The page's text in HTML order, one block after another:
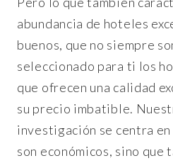
abundancia de hoteles
buenos, que no siempre
seleccionado para ti los
que ofrecen una calidad
su precio imbatible.
investigación se centra
son económicos, sino que